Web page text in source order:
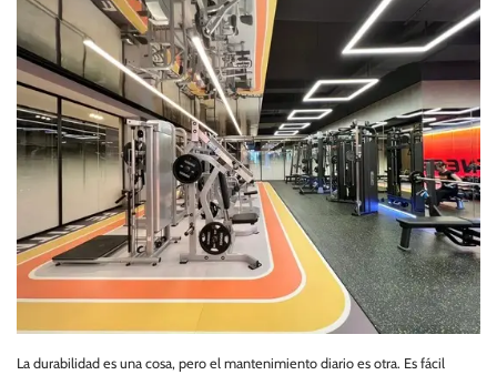
La durabilidad es una cosa, pero el mantenimiento diario es otra. Es fácil